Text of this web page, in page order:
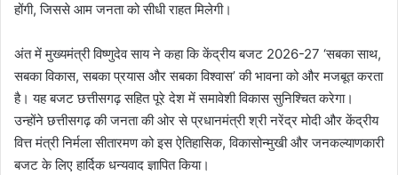
होंगी, जिससे आम जनता को सीधी राहत मिलेगी।
अंत में मुख्यमंत्री विष्णुदेव साय ने कहा कि केंद्रीय बजट 2026-27 ‘सबका साथ,
सबका विकास, सबका प्रयास और सबका विश्वास’ की भावना को और मजबूत करता
है। यह बजट छत्तीसगढ़ सहित पूरे देश में समावेशी विकास सुनिश्चित करेगा।
उन्होंने छत्तीसगढ़ की जनता की ओर से प्रधानमंत्री श्री नरेंद्र मोदी और केंद्रीय
वित्त मंत्री निर्मला सीतारमण को इस ऐतिहासिक, विकासोन्मुखी और जनकल्याणकारी
बजट के लिए हार्दिक धन्यवाद ज्ञापित किया।